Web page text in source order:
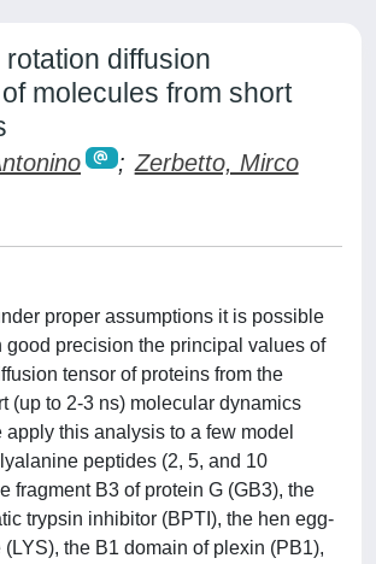
diffusion
molecules from short
; Zerbetto, Mirco
proper assumptions it is possible
good precision the principal values of
tensor of proteins from the
(up to 2-3 ns) molecular dynamics
apply this analysis to a few model
peptides (2, 5, and 10
fragment B3 of protein G (GB3), the
trypsin inhibitor (BPTI), the hen egg-
the B1 domain of plexin (PB1),